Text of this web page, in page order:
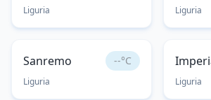
Liguria Liguria
Sanremo --°C
Liguria Liguria